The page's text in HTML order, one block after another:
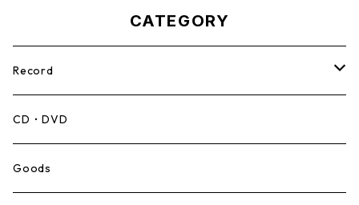
CATEGORY
Record
Mento,Calypso,Ballad
Ska
CD・DVD
Goods